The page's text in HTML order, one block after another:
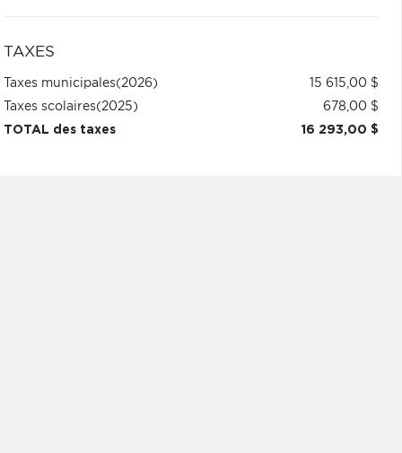
TAXES
Taxes municipales(2026)
15 615,00 $
Taxes scolaires(2025)
678,00 $
TOTAL des taxes
16 293,00 $